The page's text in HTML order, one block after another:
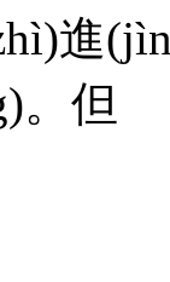
進
。但